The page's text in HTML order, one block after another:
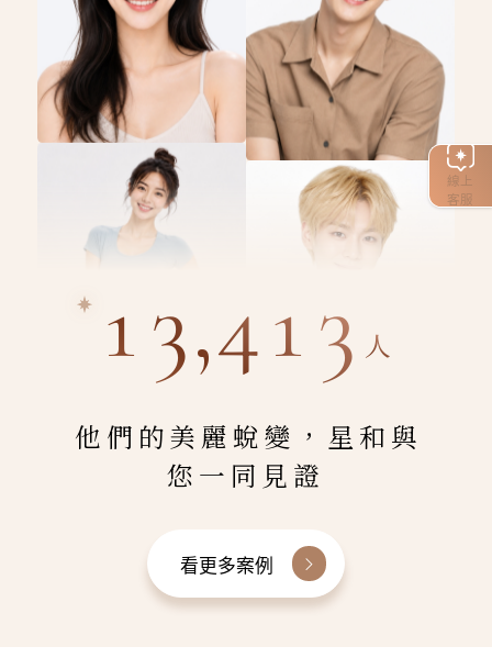
線上
客服
13,413 人
他們的美麗蛻變，星和與
您一同見證
看更多案例